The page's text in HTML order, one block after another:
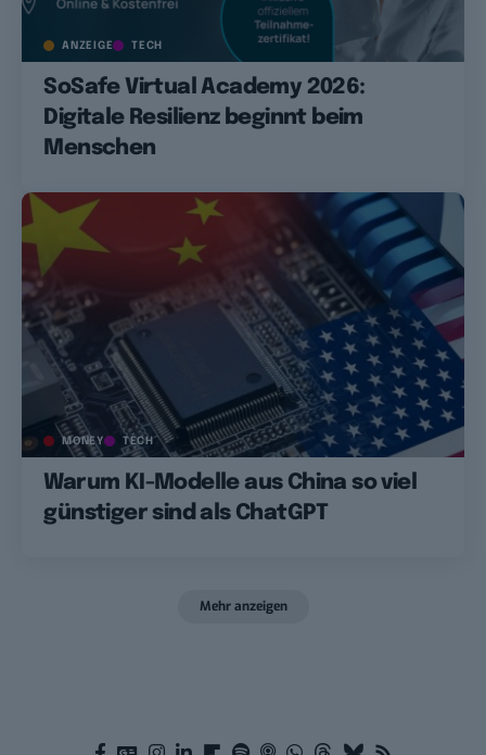
ANZEIGE TECH
SoSafe Virtual Academy 2026:
Digitale Resilienz beginnt beim
Menschen
MONEY TECH
Warum KI-Modelle aus China so viel
günstiger sind als ChatGPT
Mehr anzeigen